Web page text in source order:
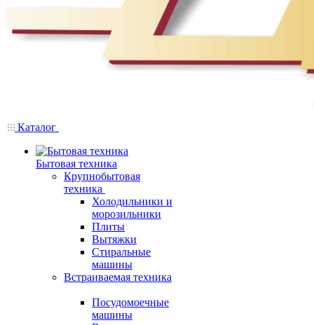
Каталог
Бытовая техника
Крупнобытовая
техника
Холодильники и
морозильники
Плиты
Вытяжки
Стиральные
машины
Встраиваемая техника
Посудомоечные
машины